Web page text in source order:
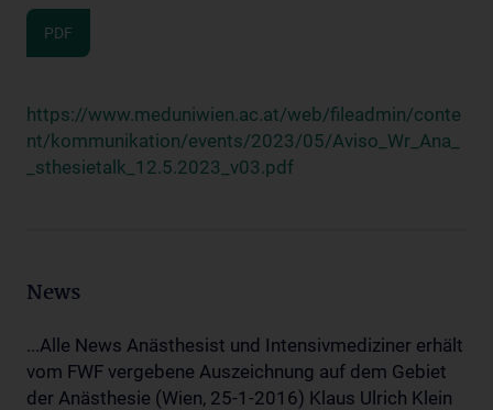
PDF
https://www.meduniwien.ac.at/web/fileadmin/conte
nt/kommunikation/events/2023/05/Aviso_Wr_Ana_
_sthesietalk_12.5.2023_v03.pdf
News
...Alle News Anästhesist und Intensivmediziner erhält
vom FWF vergebene Auszeichnung auf dem Gebiet
der Anästhesie (Wien, 25-1-2016) Klaus Ulrich Klein